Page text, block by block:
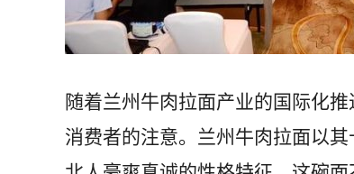
随着兰州牛肉拉面产业的国际化
消费者的注意。兰州牛肉拉面以